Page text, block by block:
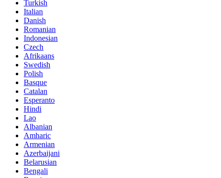
Turkish
Italian
Danish
Romanian
Indonesian
Czech
Afrikaans
Swedish
Polish
Basque
Catalan
Esperanto
Hindi
Lao
Albanian
Amharic
Armenian
Azerbaijani
Belarusian
Bengali